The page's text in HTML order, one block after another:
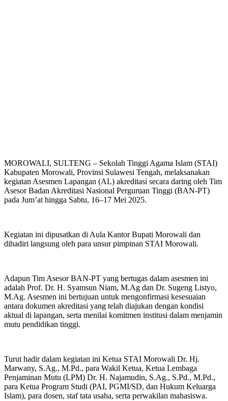
MOROWALI, SULTENG – Sekolah Tinggi Agama Islam (STAI)
Kabupaten Morowali, Provinsi Sulawesi Tengah, melaksanakan
kegiatan Asesmen Lapangan (AL) akreditasi secara daring oleh Tim
Asesor Badan Akreditasi Nasional Perguruan Tinggi (BAN-PT)
pada Jum’at hingga Sabtu, 16–17 Mei 2025.
Kegiatan ini dipusatkan di Aula Kantor Bupati Morowali dan
dihadiri langsung oleh para unsur pimpinan STAI Morowali.
Adapun Tim Asesor BAN-PT yang bertugas dalam asesmen ini
adalah Prof. Dr. H. Syamsun Niam, M.Ag dan Dr. Sugeng Listyo,
M.Ag. Asesmen ini bertujuan untuk mengonfirmasi kesesuaian
antara dokumen akreditasi yang telah diajukan dengan kondisi
aktual di lapangan, serta menilai komitmen institusi dalam menjamin
mutu pendidikan tinggi.
Turut hadir dalam kegiatan ini Ketua STAI Morowali Dr. Hj.
Marwany, S.Ag., M.Pd., para Wakil Ketua, Ketua Lembaga
Penjaminan Mutu (LPM) Dr. H. Najamudin, S.Ag., S.Pd., M.Pd.,
para Ketua Program Studi (PAI, PGMI/SD, dan Hukum Keluarga
Islam), para dosen, staf tata usaha, serta perwakilan mahasiswa.